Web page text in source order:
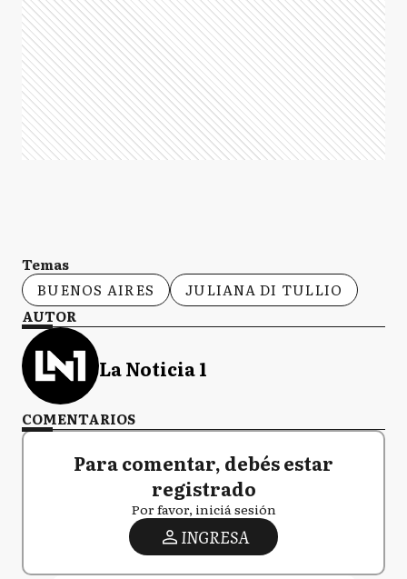
Temas
BUENOS AIRES
JULIANA DI TULLIO
AUTOR
La Noticia 1
COMENTARIOS
Para comentar, debés estar
registrado
Por favor, iniciá sesión
INGRESA